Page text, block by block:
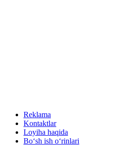
Reklama
Kontaktlar
Loyiha haqida
Bo‘sh ish o‘rinlari